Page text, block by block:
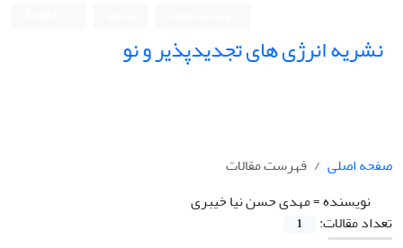
نشریه انرژی های تجدیدپذیر و نو
صفحه اصلی
فهرست مقالات
نویسنده =مهدی حسن نیا خیبری
تعداد مقالات:
1